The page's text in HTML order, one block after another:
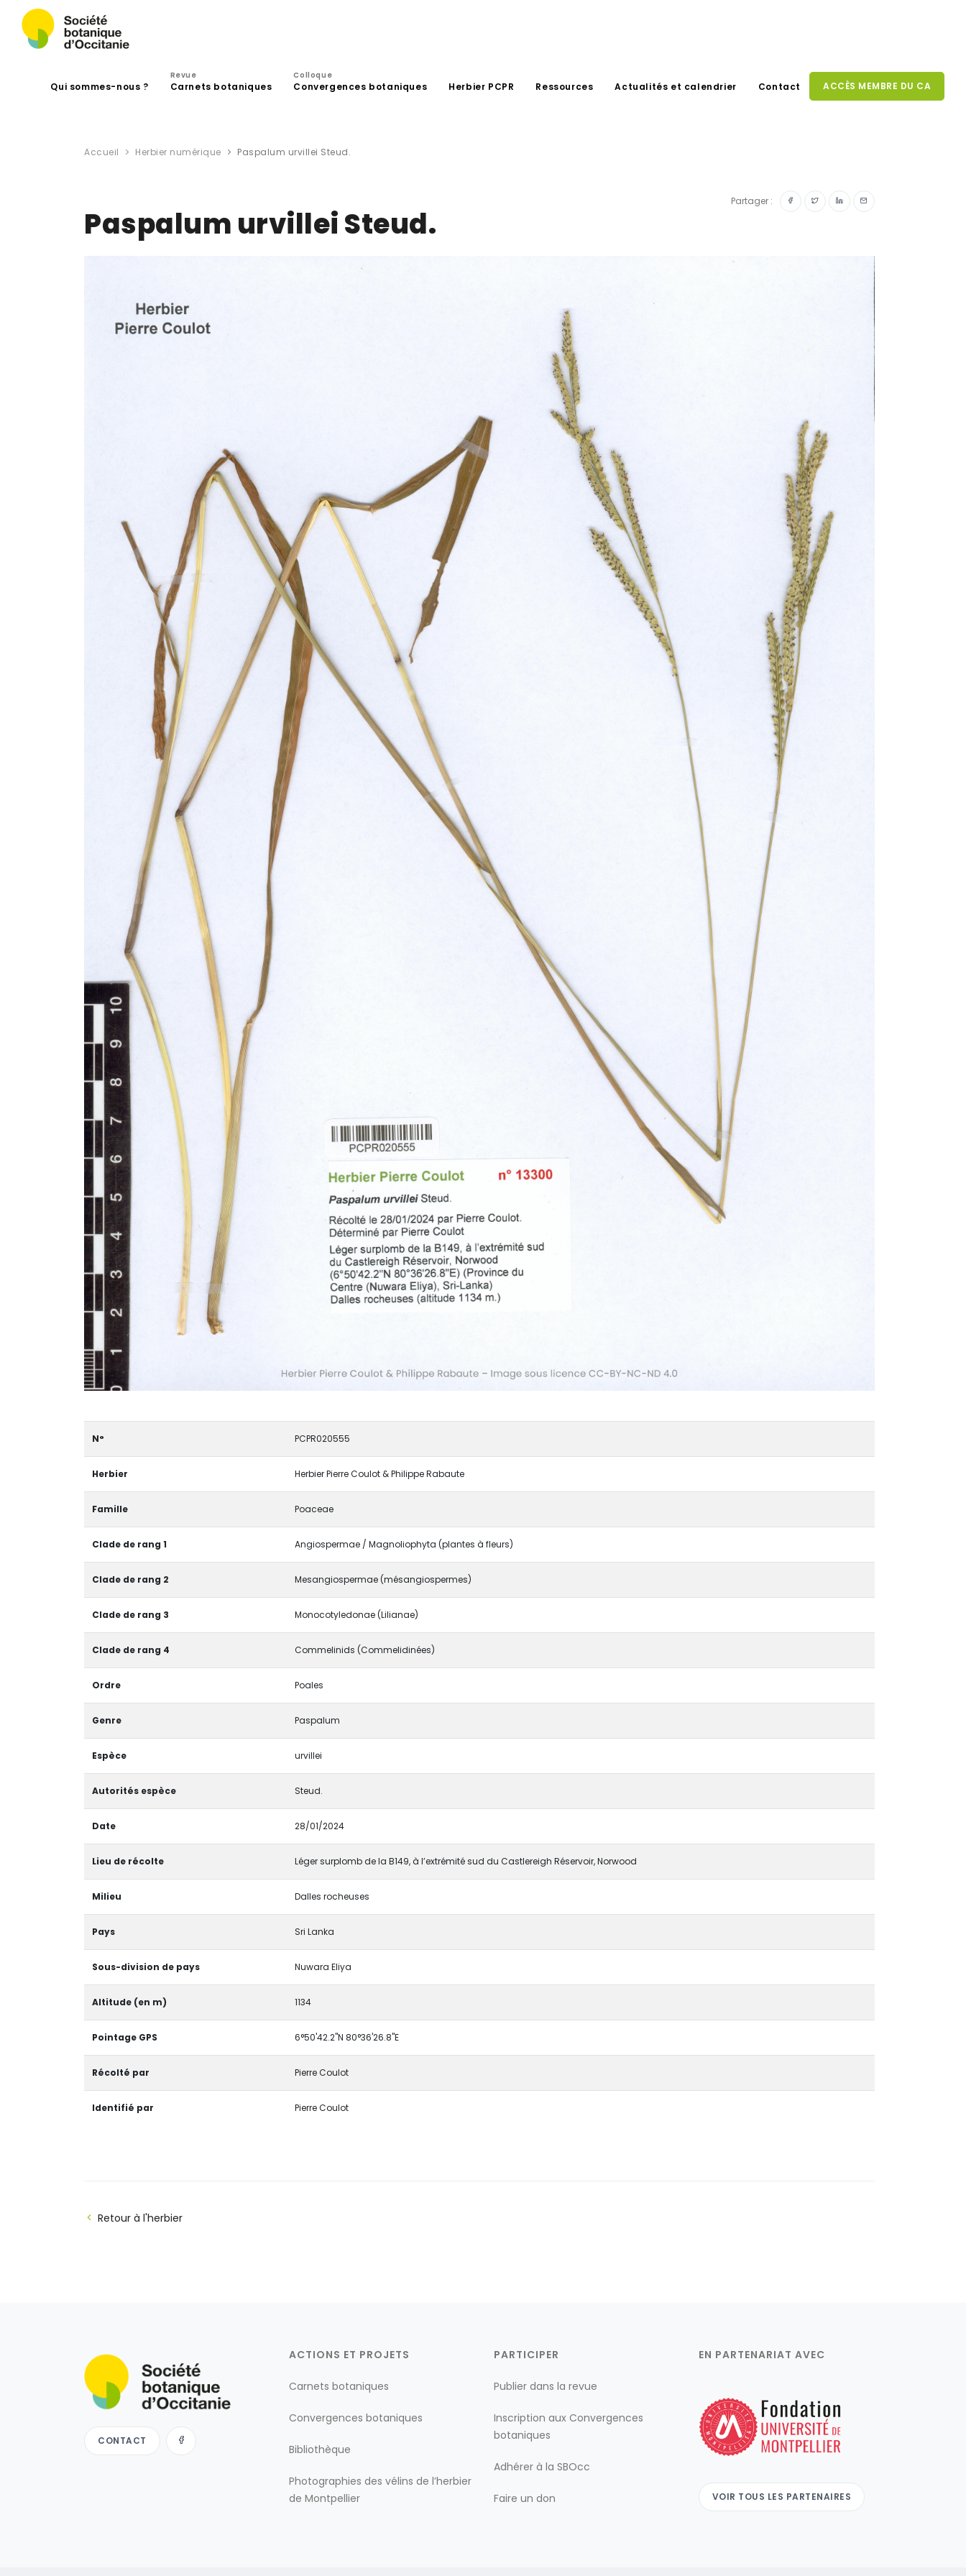
Qui sommes-nous ?
Revue
Carnets botaniques
Colloque
Convergences botaniques Herbier PCPR Ressources Actualités et calendrier Contact ACCÈS MEMBRE DU CA
Accueil Herbier numérique Paspalum urvillei Steud.
Partager :
Paspalum urvillei Steud.
N° PCPR020555
Herbier Herbier Pierre Coulot & Philippe Rabaute
Famille Poaceae
Clade de rang 1 Angiospermae / Magnoliophyta (plantes à fleurs)
Clade de rang 2 Mesangiospermae (mésangiospermes)
Clade de rang 3 Monocotyledonae (Lilianae)
Clade de rang 4 Commelinids (Commelidinées)
Ordre Poales
Genre Paspalum
Espèce urvillei
Autorités espèce Steud.
Date 28/01/2024
Lieu de récolte Léger surplomb de la B149, à l’extrémité sud du Castlereigh Réservoir, Norwood
Milieu Dalles rocheuses
Pays Sri Lanka
Sous-division de pays Nuwara Eliya
Altitude (en m) 1134
Pointage GPS 6°50'42.2"N 80°36'26.8"E
Récolté par Pierre Coulot
Identifié par Pierre Coulot
Retour à l'herbier
CONTACT
ACTIONS ET PROJETS
Carnets botaniques
Convergences botaniques
Bibliothèque
Photographies des vélins de l’herbier
de Montpellier
PARTICIPER
Publier dans la revue
Inscription aux Convergences
botaniques
Adhérer à la SBOcc
Faire un don
EN PARTENARIAT AVEC
VOIR TOUS LES PARTENAIRES